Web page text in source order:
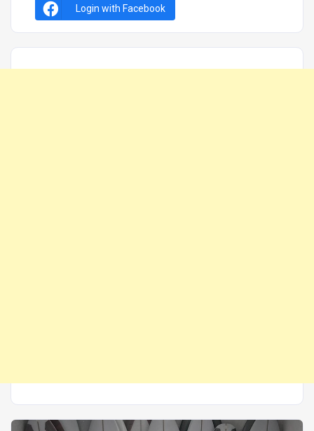
Login with Facebook